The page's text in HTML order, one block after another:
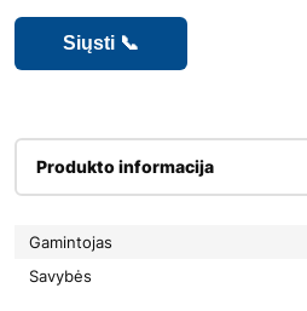
Produkto informacija
Gamintojas
Savybės